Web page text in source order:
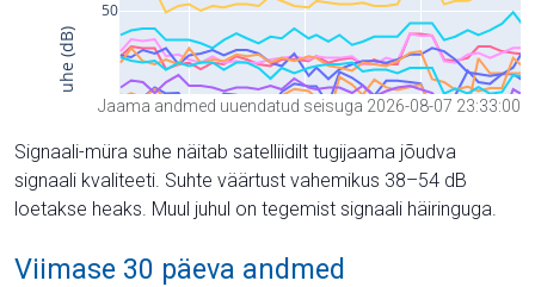
Jaama andmed uuendatud seisuga 2026-08-07 23:33:00
Signaali-müra suhe näitab satelliidilt tugijaama jõudva
signaali kvaliteeti. Suhte väärtust vahemikus 38–54 dB
loetakse heaks. Muul juhul on tegemist signaali häiringuga.
Viimase 30 päeva andmed